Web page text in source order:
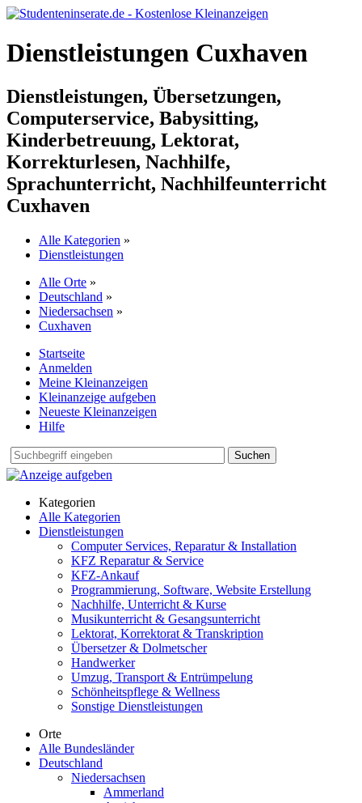
Dienstleistungen Cuxhaven
Dienstleistungen, Übersetzungen,
Computerservice, Babysitting,
Kinderbetreuung, Lektorat,
Korrekturlesen, Nachhilfe,
Sprachunterricht, Nachhilfeunterricht
Cuxhaven
Alle Kategorien »
Dienstleistungen
Alle Orte »
Deutschland »
Niedersachsen »
Cuxhaven
Startseite
Anmelden
Meine Kleinanzeigen
Kleinanzeige aufgeben
Neueste Kleinanzeigen
Hilfe
Suchen
Kategorien
Alle Kategorien
Dienstleistungen
Computer Services, Reparatur & Installation
KFZ Reparatur & Service
KFZ-Ankauf
Programmierung, Software, Website Erstellung
Nachhilfe, Unterricht & Kurse
Musikunterricht & Gesangsunterricht
Lektorat, Korrektorat & Transkription
Übersetzer & Dolmetscher
Handwerker
Umzug, Transport & Entrümpelung
Schönheitspflege & Wellness
Sonstige Dienstleistungen
Orte
Alle Bundesländer
Deutschland
Niedersachsen
Ammerland